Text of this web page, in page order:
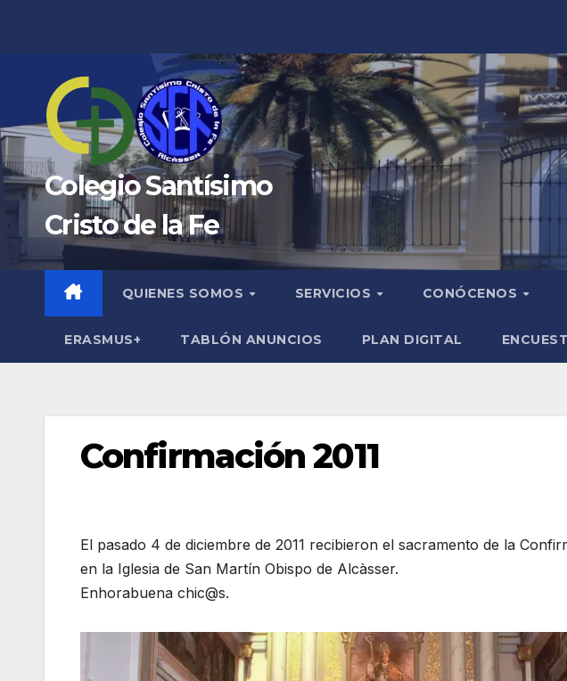
Colegio Santísimo
Cristo de la Fe
QUIENES SOMOS SERVICIOS CONÓCENOS
ERASMUS+ TABLÓN ANUNCIOS PLAN DIGITAL
Confirmación 2011
El pasado 4 de diciembre de 2011 recibieron el sacramento de la
en la Iglesia de San Martín Obispo de Alcàsser.
Enhorabuena chic@s.